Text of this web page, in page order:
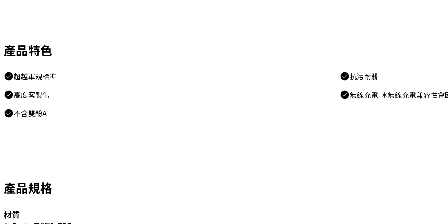
產品特色
超越軍規標準 抗污耐髒
高度客製化 無線充電 ＊無線充電兼容性會
不含雙酚A
產品規格
材質